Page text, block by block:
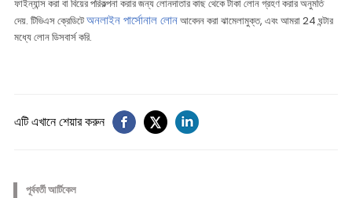
ফাইন্যান্স করা বা বিয়ের পরিকল্পনা করার জন্য লোনদাতার কাছ থেকে টাকা লোন গ্রহণ করার অনুমতি
দেয়. টিভিএস ক্রেডিটেঅনলাইন পার্সোনাল লোনআবেদন করা ঝামেলামুক্ত, এবং আমরা 24 ঘন্টার
মধ্যে লোন ডিসবার্স করি.
এটি এখানে শেয়ার করুন
পূর্ববর্তী আর্টিকেল